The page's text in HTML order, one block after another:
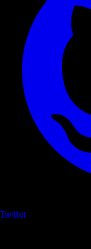
Twitter